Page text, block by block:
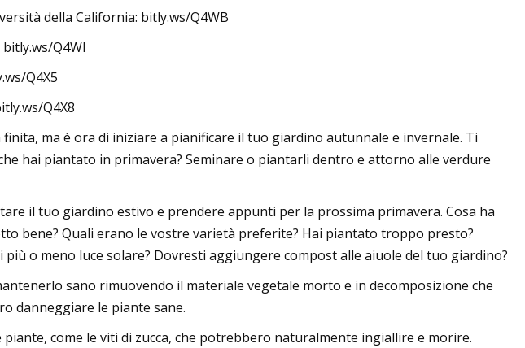
della California: bitly.ws/Q4WB
Q4WI
Q4X5
Q4X8
ma è ora di iniziare a pianificare il tuo giardino autunnale e invernale. Ti
hai piantato in primavera? Seminare o piantarli dentro e attorno alle verdure
il tuo giardino estivo e prendere appunti per la prossima primavera. Cosa ha
bene? Quali erano le vostre varietà preferite? Hai piantato troppo presto?
o meno luce solare? Dovresti aggiungere compost alle aiuole del tuo giardino?
sano rimuovendo il materiale vegetale morto e in decomposizione che
danneggiare le piante sane.
piante, come le viti di zucca, che potrebbero naturalmente ingiallire e morire.